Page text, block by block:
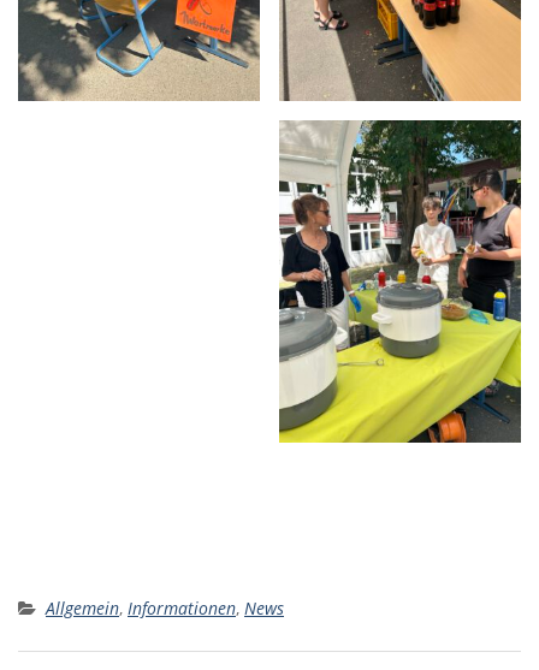
Allgemein, Informationen, News